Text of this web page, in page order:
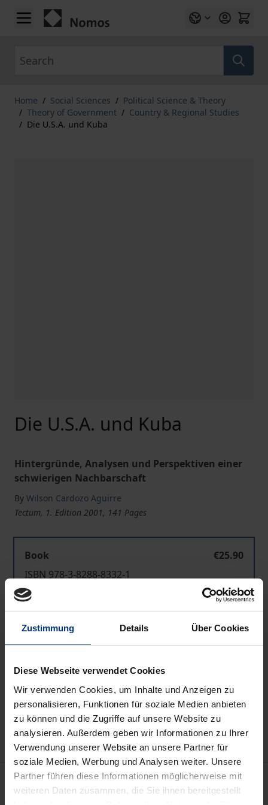
Zustimmung Details Über Cookies
Diese Webseite verwendet Cookies
Wir verwenden Cookies, um Inhalte und Anzeigen zu
personalisieren, Funktionen für soziale Medien anbieten
zu können und die Zugriffe auf unsere Website zu
analysieren. Außerdem geben wir Informationen zu Ihrer
Verwendung unserer Website an unsere Partner für
soziale Medien, Werbung und Analysen weiter. Unsere
Partner führen diese Informationen möglicherweise mit
weiteren Daten zusammen, die Sie ihnen bereitgestellt
Skip to Content
Home / Social Sciences / Political Science & Theory
/ Theory of Government / Country & Regional Studies
/ Die U.S.A. und Kuba
Die U.S.A. und Kuba
Hintergründe, Analysen und Perspektiven einer
schwierigen Nachbarschaft
By Wilson Cardozo Aguirre
Tectum, 1. Edition 2001, 141 Pages
Book
€25.90
ISBN 978-3-8288-8332-1
Available in 3-5 business days
Prices include VAT. Depending on the delivery address, VAT
may vary at checkout.
Add to Wish List
Delivery cost notice
Description